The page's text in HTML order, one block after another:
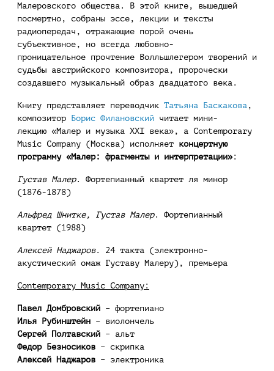
Малеровского общества. В этой книге, вышедшей
посмертно, собраны эссе, лекции и тексты
радиопередач, отражающие порой очень
субъективное, но всегда любовно-
проницательное прочтение Волльшлегером творений и
судьбы австрийского композитора, пророчески
создавшего музыкальный образ двадцатого века.
Книгу представляет переводчик Татьяна Баскакова ,
композитор Борис Филановский читает мини-
лекцию «Малер и музыка XXI века», а Contemporary
Music Company (Москва) исполняет концертную
программу «Малер: фрагменты и интерпретации»:
Густав Малер. Фортепианный квартет ля минор
(1876-1878)
Альфред Шнитке, Густав Малер. Фортепианный
квартет (1988)
Алексей Наджаров. 24 такта (электронно-
акустический омаж Густаву Малеру), премьера
Contemporary Music Company:
Павел Домбровский – фортепиано
Илья Рубинштейн – виолончель
Сергей Полтавский – альт
Федор Безносиков – скрипка
Алексей Наджаров – электроника